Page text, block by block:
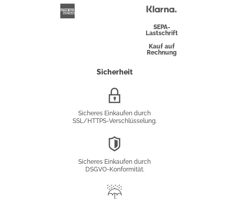
Überweisung
SEPA-
Lastschrift
Kauf auf
Rechnung
Sicherheit
Sicheres Einkaufen durch
SSL/HTTPS-Verschlüsselung.
Sicheres Einkaufen durch
DSGVO-Konformität.